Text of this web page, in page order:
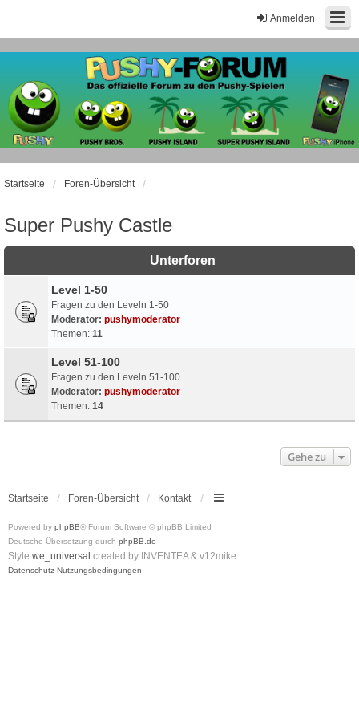
Anmelden
Startseite Foren-Übersicht
Super Pushy Castle
Unterforen
Level 1-50
Fragen zu den Leveln 1-50
Moderator: pushymoderator
Themen: 11
Level 51-100
Fragen zu den Leveln 51-100
Moderator: pushymoderator
Themen: 14
Gehe zu
Startseite Foren-Übersicht Kontakt
Powered by phpBB® Forum Software © phpBB Limited
Deutsche Übersetzung durch phpBB.de
Style we_universal created by INVENTEA & v12mike
Datenschutz Nutzungsbedingungen